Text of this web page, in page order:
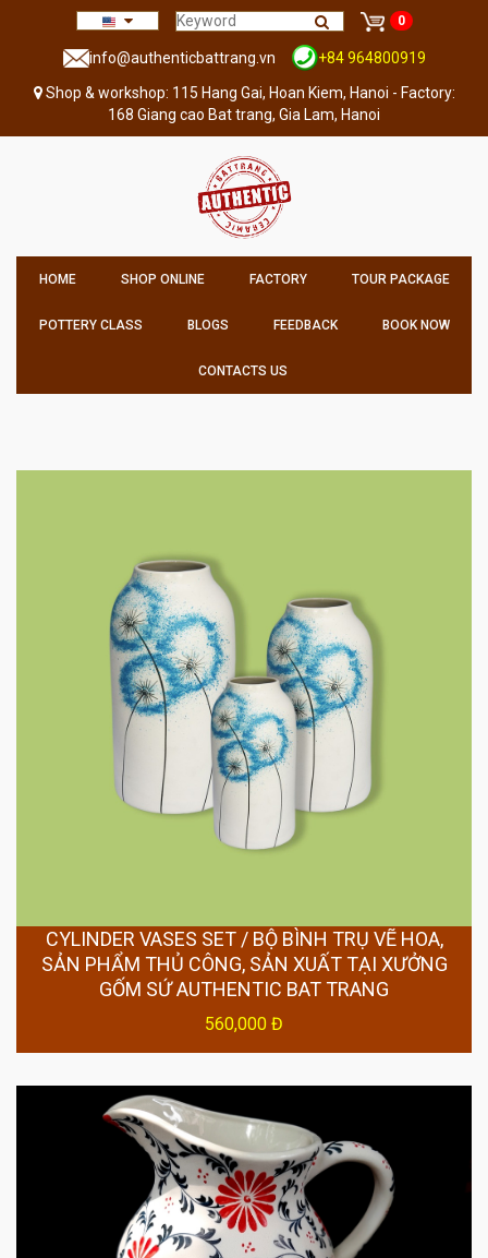
0
info@authenticbattrang.vn
+84 964800919
Shop & workshop: 115 Hang Gai, Hoan Kiem, Hanoi - Factory:
168 Giang cao Bat trang, Gia Lam, Hanoi
HOME SHOP ONLINE FACTORY TOUR PACKAGE
POTTERY CLASS BLOGS FEEDBACK BOOK NOW
CONTACTS US
CYLINDER VASES SET / BỘ BÌNH TRỤ VẼ HOA,
SẢN PHẨM THỦ CÔNG, SẢN XUẤT TẠI XƯỞNG
GỐM SỨ AUTHENTIC BAT TRANG
560,000 Đ